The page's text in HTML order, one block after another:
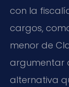
con la
cargos,
menor de
argumentar
alternativa